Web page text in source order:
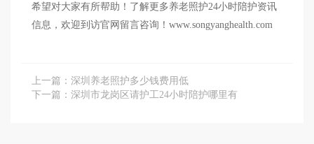
希望对大家有所帮助！了解更多养老照护24小时陪护资讯
信息，欢迎到访官网留言咨询！www.songyanghealth.com
上一篇： 深圳养老照护多少钱费用低
下一篇： 深圳市龙岗区请护工24小时陪护哪里有